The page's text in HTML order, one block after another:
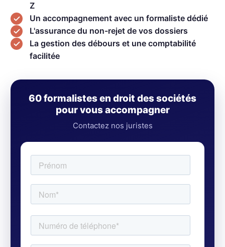
Z
Un accompagnement avec un formaliste dédié
L'assurance du non-rejet de vos dossiers
La gestion des débours et une comptabilité
facilitée
60 formalistes en droit des sociétés
pour vous accompagner
Contactez nos juristes